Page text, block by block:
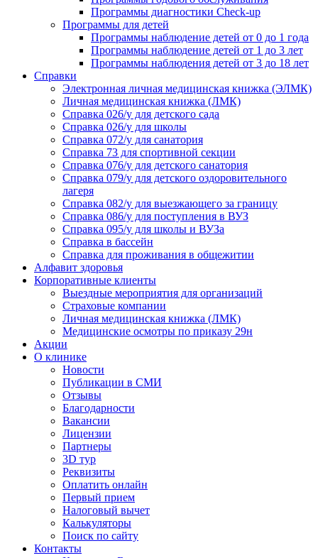
Программы диагностики Check-up
Программы для детей
Программы наблюдение детей от 0 до 1 года
Программы наблюдение детей от 1 до 3 лет
Программы наблюдения детей от 3 до 18 лет
Справки
Электронная личная медицинская книжка (ЭЛМК)
Личная медицинская книжка (ЛМК)
Справка 026/у для детского сада
Справка 026/у для школы
Справка 072/у для санатория
Справка 73 для спортивной секции
Справка 076/у для детского санатория
Справка 079/у для детского оздоровительного
лагеря
Справка 082/у для выезжающего за границу
Справка 086/у для поступления в ВУЗ
Справка 095/у для школы и ВУЗа
Справка в бассейн
Справка для проживания в общежитии
Алфавит здоровья
Корпоративные клиенты
Выездные мероприятия для организаций
Страховые компании
Личная медицинская книжка (ЛМК)
Медицинские осмотры по приказу 29н
Акции
О клинике
Новости
Публикации в СМИ
Отзывы
Благодарности
Вакансии
Лицензии
Партнеры
3D тур
Реквизиты
Оплатить онлайн
Первый прием
Налоговый вычет
Калькуляторы
Поиск по сайту
Контакты